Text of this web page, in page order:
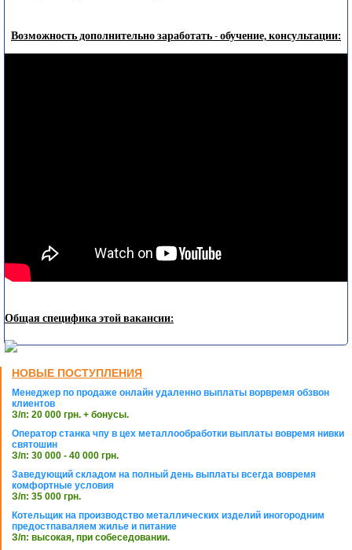
Возможность дополнительно заработать - обучение, консультации:
Общая специфика этой вакансии:
НОВЫЕ ПОСТУПЛЕНИЯ
Менеджер по продаже онлайн удаленно выплаты ворвремя обзвон
клиентов
З/п: 20 000 грн. + бонусы.
Оператор станка чпу в цех металлообработки выплаты вовремя нивки
святошин
З/п: 30 000 - 40 000 грн.
Заведующий складом на полный день выплаты всегда вовремя
комфортные условия
З/п: 35 000 грн.
Котельщик на производство металлических изделий иногородним
предостпаваляем жилье и питание
З/п: высокая, при собеседовании.